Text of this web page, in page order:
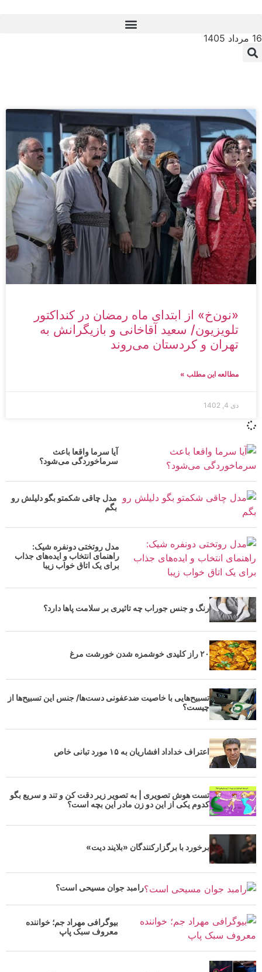
16 مرداد 1405
«نون‌خ» از ابتدای ماه رمضان در کنداکتور
تلویزیون/ سعید آقاخانی و بازیگرانش به
تهران و کردستان می‌روند
مطالعه این مطلب »
دی 4, 1402
آیا سرما واقعا باعث
سرماخوردگی می‌شود؟
مدل چاقی شکمتو بگو دلیلش رو
بگم
مدل روتختی دونفره شیک:
راهنمای انتخاب و ایده‌های جذاب
برای یک اتاق خواب زیبا
رنگ و جنس جوراب چه تاثیری بر سلامت پاها دارد؟
۲۰ راز کلیدی خوشمزه شدن خورشت مرغ
تسبیح‌هایی با خاصیت ضدعفونی دست‌ها/ جنس این تسبیح‌ها از
چیست؟
اعتراف خداداد افشاریان به ۱۵ مورد تبانی خاص
تست هوش تصویری | به تصویر زیر دقت کن و تند و سریع بگو
کدوم یکی از این دو زن مادر این بچه است؟
برخورد با برگزارکنندگان «بلایند دیت»
رامبد جوان مسیحی است؟
بیوگرافی مهراد جم؛ خواننده
معروف سبک پاپ